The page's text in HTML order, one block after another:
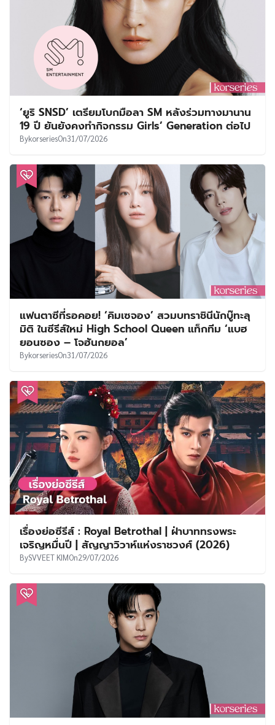
‘ยูริ SNSD’ เตรียมโบกมือลา SM หลังร่วมทางมานาน
19 ปี ยันยังคงทำกิจกรรม Girls’ Generation ต่อไป
BykorseriesOn31/07/2026
แฟนตาซีที่รอคอย! ‘คิมเซจอง’ สวมบทราชินีนักบู๊ทะลุ
มิติ ในซีรีส์ใหม่ High School Queen แท็กทีม ‘แบฮ
ยอนซอง – โจฮันกยอล’
BykorseriesOn31/07/2026
เรื่องย่อซีรีส์ : Royal Betrothal | ฝ่าบาททรงพระ
เจริญหมื่นปี | สัญญาวิวาห์แห่งราชวงศ์ (2026)
BySVVEET KIMOn29/07/2026